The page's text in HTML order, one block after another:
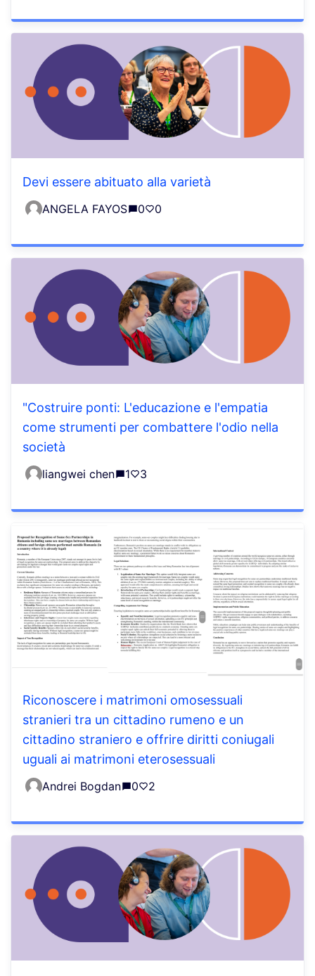
Devi essere abituato alla varietà
ANGELA FAYOS 0 0
"Costruire ponti: L'educazione e l'empatia
come strumenti per combattere l'odio nella
società
liangwei chen 1 3
Riconoscere i matrimoni omosessuali
stranieri tra un cittadino rumeno e un
cittadino straniero e offrire diritti coniugali
uguali ai matrimoni eterosessuali
Andrei Bogdan 0 2